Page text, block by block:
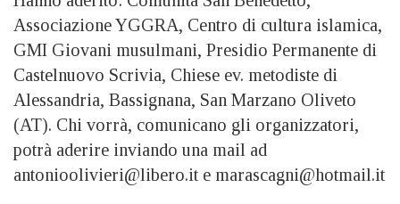
Associazione YGGRA, Centro di cultura islamica,
GMI Giovani musulmani, Presidio Permanente di
Castelnuovo Scrivia, Chiese ev. metodiste di
Alessandria, Bassignana, San Marzano Oliveto
(AT). Chi vorrà, comunicano gli organizzatori,
potrà aderire inviando una mail ad
antonioolivieri@libero.it e marascagni@hotmail.it